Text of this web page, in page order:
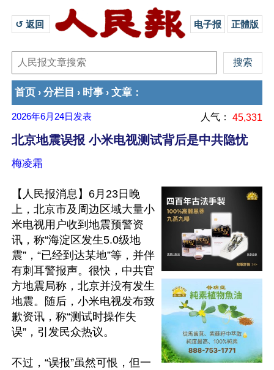
↺ 返回 电子报 正體版
首页 › 分栏目 › 时事 › 文章 ：
2026年6月24日 发表 人气： 45,331
北京地震误报 小米电视测试背后是中共隐忧
梅凌霜
【人民报消息】6月23日晚
上，北京市及周边区域大量小
米电视用户收到地震预警资
讯，称“海淀区发生5.0级地
震”，“已经到达某地”等，并伴
有刺耳警报声。很快，中共官
方地震局称，北京并没有发生
地震。随后，小米电视发布致
歉资讯，称“测试时操作失
误”，引发民众热议。
不过，“误报”虽然可恨，但一